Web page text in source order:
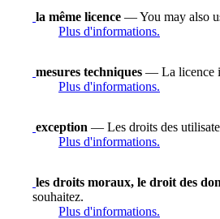
la même licence — You may also
Plus d'informations.
mesures techniques — La licence
Plus d'informations.
exception — Les droits des
Plus d'informations.
les droits moraux, le droit des
souhaitez.
Plus d'informations.